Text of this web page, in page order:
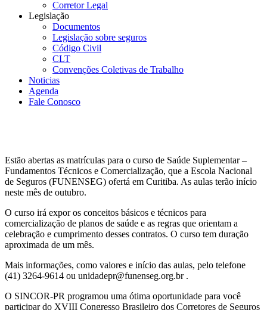
Corretor Legal
Legislação
Documentos
Legislação sobre seguros
Código Civil
CLT
Convenções Coletivas de Trabalho
Noticias
Agenda
Fale Conosco
Estão abertas as matrículas para o curso de Saúde Suplementar –
Fundamentos Técnicos e Comercialização, que a Escola Nacional
de Seguros (FUNENSEG) ofertá em Curitiba. As aulas terão início
neste mês de outubro.
O curso irá expor os conceitos básicos e técnicos para
comercialização de planos de saúde e as regras que orientam a
celebração e cumprimento desses contratos. O curso tem duração
aproximada de um mês.
Mais informações, como valores e início das aulas, pelo telefone
(41) 3264-9614 ou unidadepr@funenseg.org.br .
O SINCOR-PR programou uma ótima oportunidade para você
participar do XVIII Congresso Brasileiro dos Corretores de Seguros